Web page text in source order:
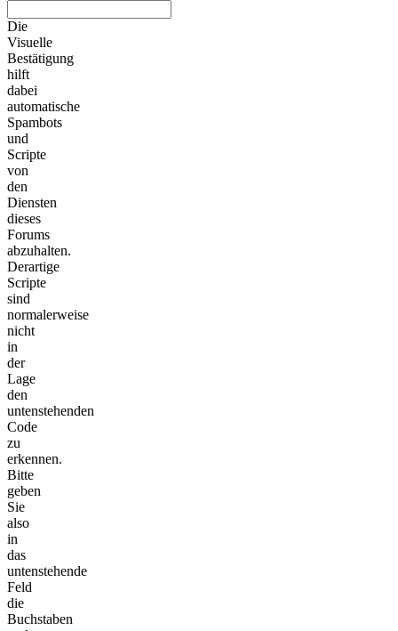
Die
Visuelle
Bestätigung
hilft
dabei
automatische
Spambots
und
Scripte
von
den
Diensten
dieses
Forums
abzuhalten.
Derartige
Scripte
sind
normalerweise
nicht
in
der
Lage
den
untenstehenden
Code
zu
erkennen.
Bitte
geben
Sie
also
in
das
untenstehende
Feld
die
Buchstaben